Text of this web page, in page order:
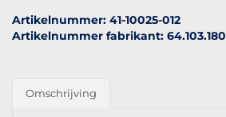
Artikelnummer: 41-10025-012
Artikelnummer fabrikant: 64.103.180
Omschrijving